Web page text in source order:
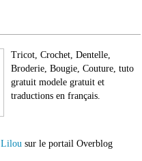
Tricot, Crochet, Dentelle,
Broderie, Bougie, Couture, tuto
gratuit modele gratuit et
traductions en français.
Lilou sur le portail Overblog